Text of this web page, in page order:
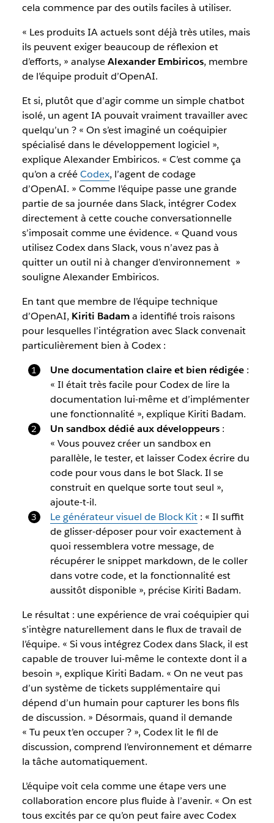
cela commence par des outils faciles à utiliser.
« Les produits IA actuels sont déjà très utiles, mais
ils peuvent exiger beaucoup de réflexion et
d’efforts, » analyseAlexander Embiricos, membre
de l’équipe produit d’OpenAI.
Et si, plutôt que d’agir comme un simple chatbot
isolé, un agent IA pouvait vraiment travailler avec
quelqu’un ? « On s’est imaginé un coéquipier
spécialisé dans le développement logiciel »,
explique Alexander Embiricos. « C’est comme ça
qu’on a crééCodex, l’agent de codage
d’OpenAI. » Comme l’équipe passe une grande
partie de sa journée dans Slack, intégrer Codex
directement à cette couche conversationnelle
s’imposait comme une évidence. « Quand vous
utilisez Codex dans Slack, vous n’avez pas à
quitter un outil ni à changer d’environnement »
souligne Alexander Embiricos.
En tant que membre de l’équipe technique
d’OpenAI, Kiriti Badama identifié trois raisons
pour lesquelles l’intégration avec Slack convenait
particulièrement bien à Codex :
Une documentation claire et bien rédigée:
« Il était très facile pour Codex de lire la
documentation lui-même et d’implémenter
une fonctionnalité », explique Kiriti Badam.
Un sandbox dédié aux développeurs:
« Vous pouvez créer un sandbox en
parallèle, le tester, et laisser Codex écrire du
code pour vous dans le bot Slack. Il se
construit en quelque sorte tout seul »,
ajoute-t-il.
Le générateur visuel de Block Kit: « Il suffit
de glisser-déposer pour voir exactement à
quoi ressemblera votre message, de
récupérer le snippet markdown, de le coller
dans votre code, et la fonctionnalité est
aussitôt disponible », précise Kiriti Badam.
Le résultat : une expérience de vrai coéquipier qui
s’intègre naturellement dans le flux de travail de
l’équipe. « Si vous intégrez Codex dans Slack, il est
capable de trouver lui-même le contexte dont il a
besoin », explique Kiriti Badam. « On ne veut pas
d’un système de tickets supplémentaire qui
dépend d’un humain pour capturer les bons fils
de discussion. » Désormais, quand il demande
« Tu peux t’en occuper ? », Codex lit le fil de
discussion, comprend l’environnement et démarre
la tâche automatiquement.
L’équipe voit cela comme une étape vers une
collaboration encore plus fluide à l’avenir. « On est
tous excités par ce qu’on peut faire avec Codex